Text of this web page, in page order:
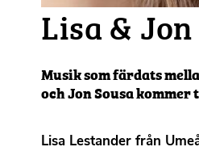
Lisa & Jon
Musik som färdats
och Jon Sousa
Lisa Lestander från